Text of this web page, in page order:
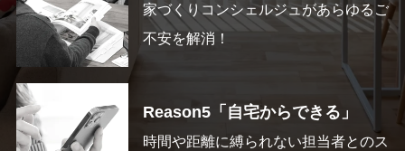
家づくりコンシェルジュがあらゆるご
不安を解消！
Reason5「自宅からできる」
時間や距離に縛られない担当者とのス